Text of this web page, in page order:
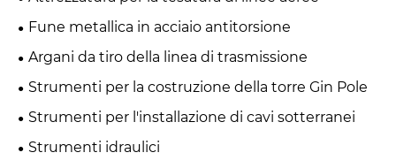
Fune metallica in acciaio antitorsione
Argani da tiro della linea di trasmissione
Strumenti per la costruzione della torre Gin Pole
Strumenti per l'installazione di cavi sotterranei
Strumenti idraulici